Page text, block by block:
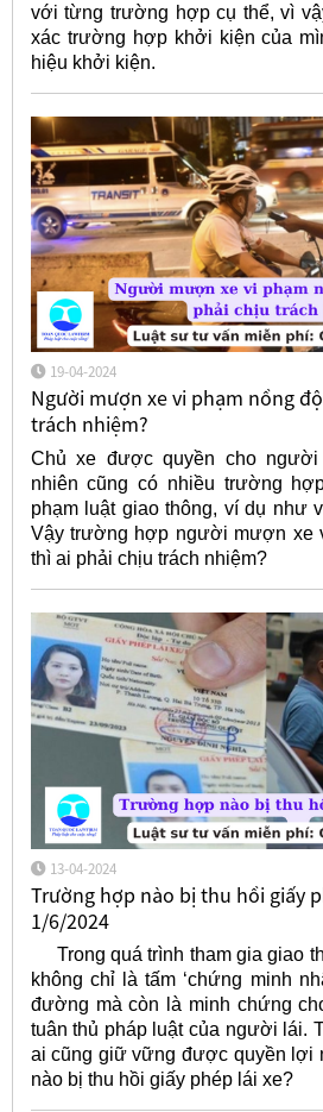
với từng trường hợp cụ thể, vì
xác trường hợp khởi kiện của
hiệu khởi kiện.
19-04-2024
Người mượn xe vi phạm nồng
trách nhiệm?
Chủ xe được quyền cho
nhiên cũng có nhiều trường
phạm luật giao thông, ví dụ như
Vậy trường hợp người mượn xe
thì ai phải chịu trách nhiệm?
13-04-2024
Trường hợp nào bị thu hồi giấy
1/6/2024
Trong quá trình tham gia giao
không chỉ là tấm ‘chứng minh
đường mà còn là minh chứng
tuân thủ pháp luật của người lái.
ai cũng giữ vững được quyền lợi
nào bị thu hồi giấy phép lái xe?